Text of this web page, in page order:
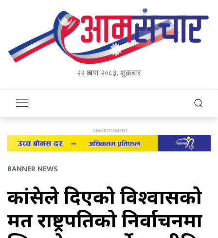
२२ श्रावण २०८३, शुक्रबार
BANNER NEWS
कांग्रेसले दिएको विश्वासको
मत राष्ट्रपतिको निर्वाचनमा